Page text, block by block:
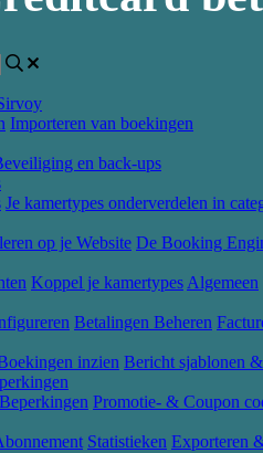
Importeren van boekingen
en back-ups
Je kamertypes onderverdelen in
op je Website De Booking
Koppel je kamertypes Algemeen
Betalingen Beheren
inzien Bericht sjablonen
Beperkingen Promotie- & Coupon
Statistieken Exporteren